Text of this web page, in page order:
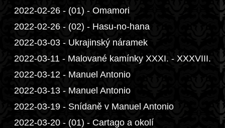
2022-02-26 - (01) - Omamori
2022-02-26 - (02) - Hasu-no-hana
2022-03-03 - Ukrajinský náramek
2022-03-11 - Malované kamínky XXXI. - XXXVIII.
2022-03-12 - Manuel Antonio
2022-03-13 - Manuel Antonio
2022-03-19 - Snídaně v Manuel Antonio
2022-03-20 - (01) - Cartago a okolí